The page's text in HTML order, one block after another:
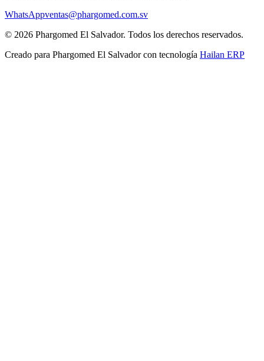
WhatsAppventas@phargomed.com.sv
© 2026 Phargomed El Salvador. Todos los derechos reservados.
Creado para Phargomed El Salvadorcon tecnología Hailan ERP